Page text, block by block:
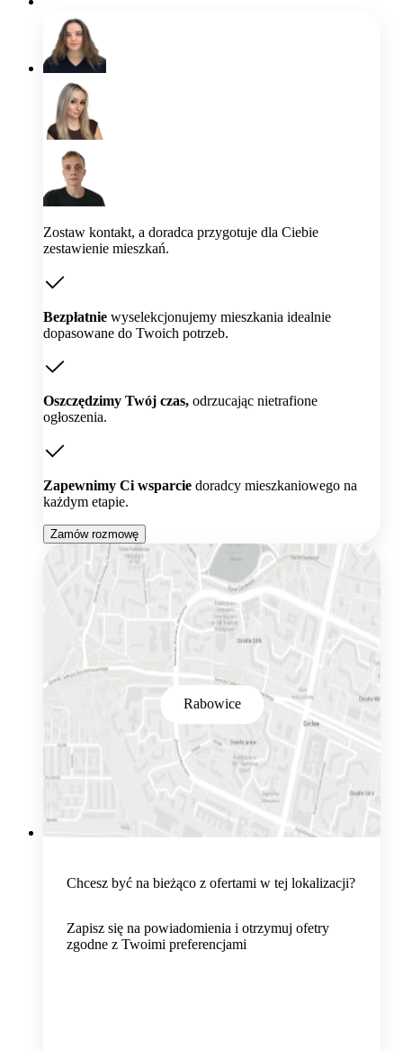
Zostaw kontakt, a doradca przygotuje dla Ciebie
zestawienie mieszkań.
Bezpłatnie wyselekcjonujemy mieszkania idealnie
dopasowane do Twoich potrzeb.
Oszczędzimy Twój czas, odrzucając nietrafione
ogłoszenia.
Zapewnimy Ci wsparcie doradcy mieszkaniowego na
każdym etapie.
Zamów rozmowę
Rabowice
Chcesz być na bieżąco z ofertami w tej lokalizacji?
Zapisz się na powiadomienia i otrzymuj ofetry
zgodne z Twoimi preferencjami